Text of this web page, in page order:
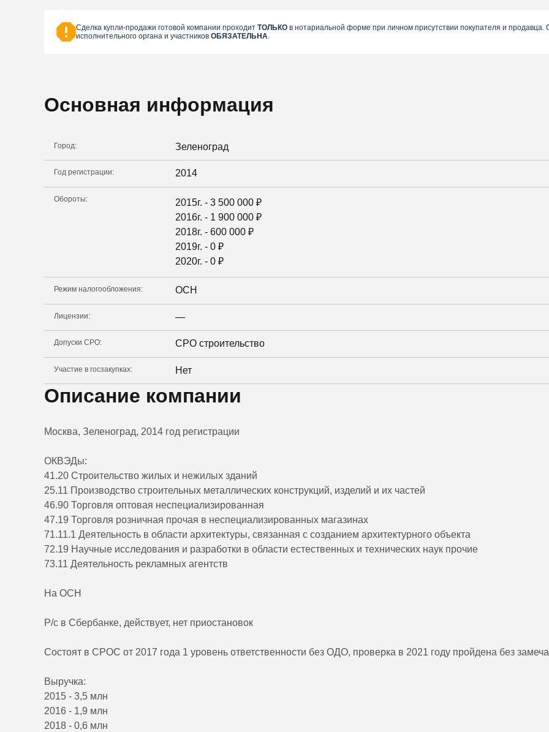
Сделка купли-продажи готовой компании проходит ТОЛЬКО в нотариальной форме при личном присутствии покупателя и продавца.
исполнительного органа и участников ОБЯЗАТЕЛЬНА.
Основная информация
Город: Зеленоград
Год регистрации: 2014
Обороты: 2015г. - 3 500 000 ₽
2016г. - 1 900 000 ₽
2018г. - 600 000 ₽
2019г. - 0 ₽
2020г. - 0 ₽
Режим налогообложения: ОСН
Лицензии: —
Допуски СРО: СРО строительство
Участие в госзакупках: Нет
Описание компании
Москва, Зеленоград, 2014 год регистрации
ОКВЭДы:
41.20 Строительство жилых и нежилых зданий
25.11 Производство строительных металлических конструкций, изделий и их частей
46.90 Торговля оптовая неспециализированная
47.19 Торговля розничная прочая в неспециализированных магазинах
71.11.1 Деятельность в области архитектуры, связанная с созданием архитектурного объекта
72.19 Научные исследования и разработки в области естественных и технических наук прочие
73.11 Деятельность рекламных агентств
На ОСН
Р/с в Сбербанке, действует, нет приостановок
Состоят в СРОС от 2017 года 1 уровень ответственности без ОДО, проверка в 2021 году пройдена без
Выручка:
2015 - 3,5 млн
2016 - 1,9 млн
2018 - 0,6 млн